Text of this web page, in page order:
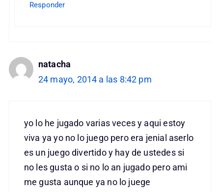
Responder
natacha
24 mayo, 2014 a las 8:42 pm
yo lo he jugado varias veces y aqui estoy
viva ya yo no lo juego pero era jenial aserlo
es un juego divertido y hay de ustedes si
no les gusta o si no lo an jugado pero ami
me gusta aunque ya no lo juege